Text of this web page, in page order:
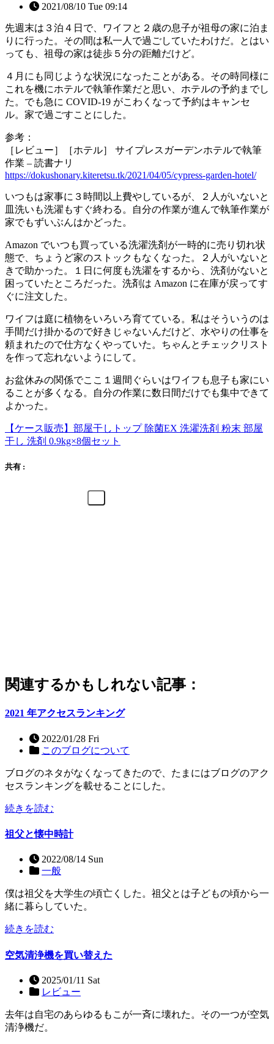
2021/08/10 Tue 09:14
先週末は３泊４日で、ワイフと２歳の息子が祖母の家に泊ま
りに行った。その間は私一人で過ごしていたわけだ。とはい
っても、祖母の家は徒歩５分の距離だけど。
４月にも同じような状況になったことがある。その時同様に
これを機にホテルで執筆作業だと思い、ホテルの予約までし
た。でも急に COVID-19 がこわくなって予約はキャンセ
ル。家で過ごすことにした。
参考：
［レビュー］［ホテル］ サイプレスガーデンホテルで執筆
作業 – 読書ナリ
https://dokushonary.kiteretsu.tk/2021/04/05/cypress-garden-hotel/
いつもは家事に３時間以上費やしているが、２人がいないと
皿洗いも洗濯もすぐ終わる。自分の作業が進んで執筆作業が
家でもずいぶんはかどった。
Amazon でいつも買っている洗濯洗剤が一時的に売り切れ状
態で、ちょうど家のストックもなくなった。２人がいないと
きで助かった。１日に何度も洗濯をするから、洗剤がないと
困っていたところだった。洗剤は Amazon に在庫が戻ってす
ぐに注文した。
ワイフは庭に植物をいろいろ育てている。私はそういうのは
手間だけ掛かるので好きじゃないんだけど、水やりの仕事を
頼まれたので仕方なくやっていた。ちゃんとチェックリスト
を作って忘れないようにして。
お盆休みの関係でここ１週間ぐらいはワイフも息子も家にい
ることが多くなる。自分の作業に数日間だけでも集中できて
よかった。
【ケース販売】部屋干しトップ 除菌EX 洗濯洗剤 粉末 部屋
干し 洗剤 0.9kg×8個セット
共有 :
関連するかもしれない記事：
2021 年アクセスランキング
2022/01/28 Fri
このブログについて
ブログのネタがなくなってきたので、たまにはブログのアク
セスランキングを載せることにした。
続きを読む
祖父と懐中時計
2022/08/14 Sun
一般
僕は祖父を大学生の頃亡くした。祖父とは子どもの頃から一
緒に暮らしていた。
続きを読む
空気清浄機を買い替えた
2025/01/11 Sat
レビュー
去年は自宅のあらゆるもこが一斉に壊れた。その一つが空気
清浄機だ。